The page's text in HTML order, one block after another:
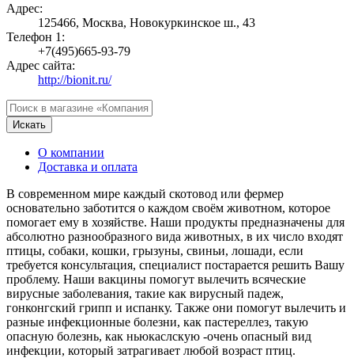
Адрес:
125466, Москва, Новокуркинское ш., 43
Телефон 1:
+7(495)665-93-79
Адрес сайта:
http://bionit.ru/
Искать
О компании
Доставка и оплата
В современном мире каждый скотовод или фермер
основательно заботится о каждом своём животном, которое
помогает ему в хозяйстве. Наши продукты предназначены для
абсолютно разнообразного вида животных, в их число входят
птицы, собаки, кошки, грызуны, свиньи, лошади, если
требуется консультация, специалист постарается решить Вашу
проблему. Наши вакцины помогут вылечить всяческие
вирусные заболевания, такие как вирусный падеж,
гонконгский грипп и испанку. Также они помогут вылечить и
разные инфекционные болезни, как пастереллез, такую
опасную болезнь, как ньюкаслскую -очень опасный вид
инфекции, который затрагивает любой возраст птиц.